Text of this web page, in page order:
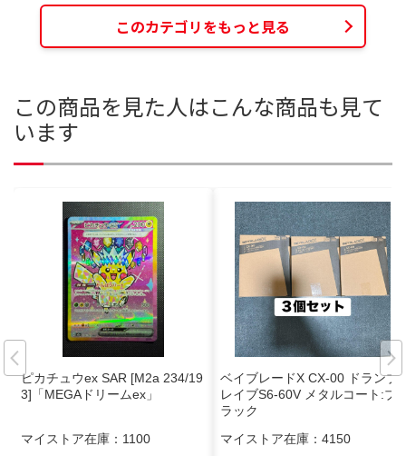
このカテゴリをもっと見る
この商品を見た人はこんな商品も見て
います
ピカチュウex SAR [M2a 234/19
3]「MEGAドリームex」
マイストア在庫： 1100
ベイブレードX CX-00 ドランブ
レイブS6-60V メタルコート:ブ
ラック
マイストア在庫： 4150